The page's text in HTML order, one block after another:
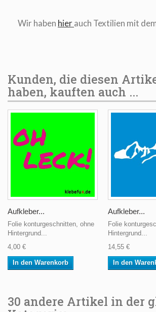
Wir haben hierauch Textilien mit
Kunden, die diesen
haben, kauften auch ...
Aufkleber...
Folie konturgeschnitten, ohne
Hintergrund...
4,00 €
In den Warenkorb
Aufkleber...
Folie
Hintergrund...
14,55 €
In den
30 andere Artikel in der